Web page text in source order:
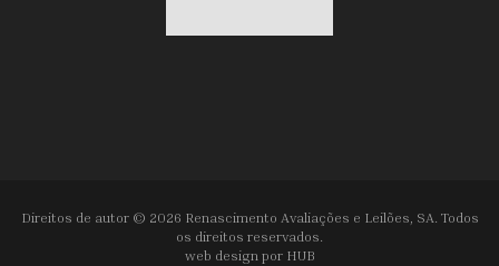
Direitos de autor © 2026 Renascimento Avaliações e Leilões, SA. Todos
os direitos reservados.
web design por HUB